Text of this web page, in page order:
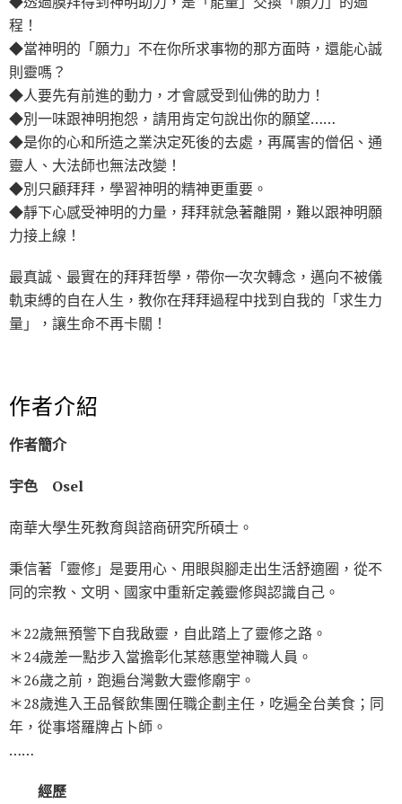
程！
◆當神明的「願力」不在你所求事物的那方面時，還能心誠
則靈嗎？
◆人要先有前進的動力，才會感受到仙佛的助力！
◆別一味跟神明抱怨，請用肯定句說出你的願望……
◆是你的心和所造之業決定死後的去處，再厲害的僧侶、通
靈人、大法師也無法改變！
◆別只顧拜拜，學習神明的精神更重要。
◆靜下心感受神明的力量，拜拜就急著離開，難以跟神明願
力接上線！
最真誠、最實在的拜拜哲學，帶你一次次轉念，邁向不被儀
軌束縛的自在人生，教你在拜拜過程中找到自我的「求生力
量」，讓生命不再卡關！
作者介紹
作者簡介
宇色 Osel
南華大學生死教育與諮商研究所碩士。
秉信著「靈修」是要用心、用眼與腳走出生活舒適圈，從不
同的宗教、文明、國家中重新定義靈修與認識自己。
＊22歲無預警下自我啟靈，自此踏上了靈修之路。
＊24歲差一點步入當擔彰化某慈惠堂神職人員。
＊26歲之前，跑遍台灣數大靈修廟宇。
＊28歲進入王品餐飲集團任職企劃主任，吃遍全台美食；同
年，從事塔羅牌占卜師。
……
經歷